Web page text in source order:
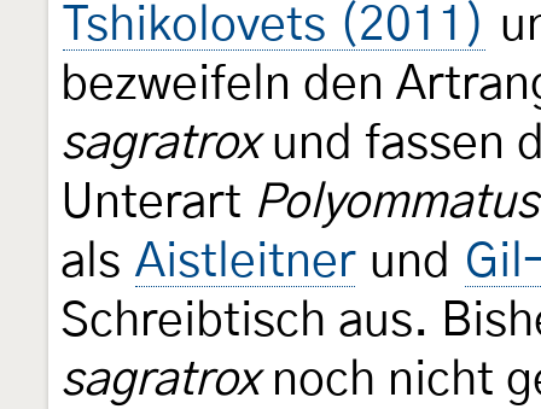
Tshikolovets (2011)
bezweifeln den
sagratroxund fassen
Unterart
als Aistleitner und
Schreibtisch aus.
sagratroxnoch nicht